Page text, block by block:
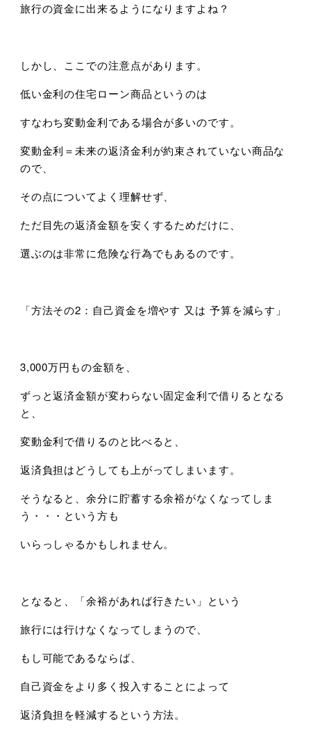
旅行の資金に出来るようになりますよね？
しかし、ここでの注意点があります。
低い金利の住宅ローン商品というのは
すなわち変動金利である場合が多いのです。
変動金利＝未来の返済金利が約束されていない商品な
ので、
その点についてよく理解せず、
ただ目先の返済金額を安くするためだけに、
選ぶのは非常に危険な行為でもあるのです。
「方法その2：自己資金を増やす 又は 予算を減らす」
3,000万円もの金額を、
ずっと返済金額が変わらない固定金利で借りるとなる
と、
変動金利で借りるのと比べると、
返済負担はどうしても上がってしまいます。
そうなると、余分に貯蓄する余裕がなくなってしま
う・・・という方も
いらっしゃるかもしれません。
となると、「余裕があれば行きたい」という
旅行には行けなくなってしまうので、
もし可能であるならば、
自己資金をより多く投入することによって
返済負担を軽減するという方法。